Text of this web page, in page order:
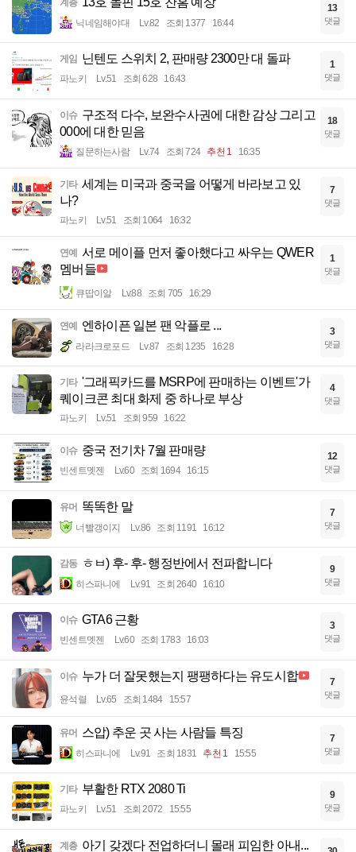
계층
닉네임해야대 Lv.82 조회 1377 16:44
13
댓글
게임 닌텐도 스위치 2, 판매량 2300만 대 돌파
파노키 Lv.51 조회 628 16:43
1
댓글
이슈 구조적 다수, 보완수사권에 대한 감상 그리고
000에 대한 믿음
질문하는사람 Lv.74 조회 724 추천 1 16:35
18
댓글
기타 세계는 미국과 중국을 어떻게 바라보고 있
나?
파노키 Lv.51 조회 1064 16:32
7
댓글
연예
서로 메이플 먼저 좋아했다고 싸우는 QWER
멤버들
큐땁이알 Lv.88 조회 705 16:29
1
댓글
연예 엔하이픈 일본 팬 악플로 ...
라라크로포드 Lv.87 조회 1235 16:28
3
댓글
기타 '그래픽카드를 MSRP에 판매하는 이벤트'가
퀘이크콘 최대 화제 중 하나로 부상
파노키 Lv.51 조회 959 16:22
4
댓글
이슈 중국 전기차 7월 판매량
빈센트멧젠 Lv.60 조회 1694 16:15
12
댓글
유머 똑똑한 말
너빨갱이지 Lv.86 조회 1191 16:12
7
댓글
감동 ㅎㅂ) 후- 후- 행정반에서 전파합니다
히스파니에 Lv.91 조회 2640 16:10
9
댓글
이슈 GTA6 근황
빈센트멧젠 Lv.60 조회 1783 16:03
3
댓글
이슈 누가 더 잘못했는지 팽팽하다는 유도시합
윤석렬 Lv.65 조회 1484 15:57
7
댓글
유머 스압) 추운 곳 사는 사람들 특징
히스파니에 Lv.91 조회 1831 추천 1 15:55
7
댓글
기타 부활한 RTX 2080 Ti
파노키 Lv.51 조회 2072 15:55
9
댓글
계층 아기 갖겠다 전업하더니 몰래 피임한 아내...